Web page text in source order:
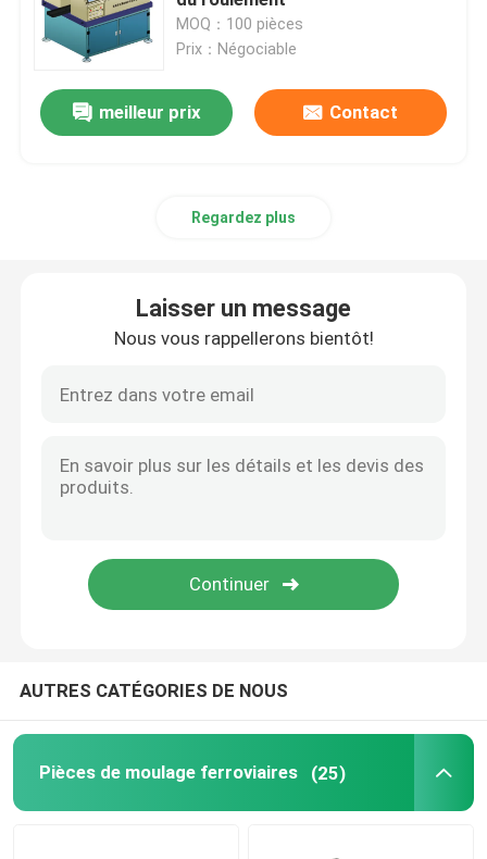
Pièces de forge ferroviaires
Système de la suspension ferroviaire
Roue et axe ferroviaires
Coupleur de train
Passerelle de train
Pièces de rechange locomotives
Équipement relatif ferroviaire
Parties de voie ferrée
MOQ：100 pièces
Prix：Négociable
meilleur prix Contact
Regardez plus
Laisser un message
Nous vous rappellerons bientôt!
AUTRES CATÉGORIES DE NOUS
Pièces de moulage ferroviaires (25)